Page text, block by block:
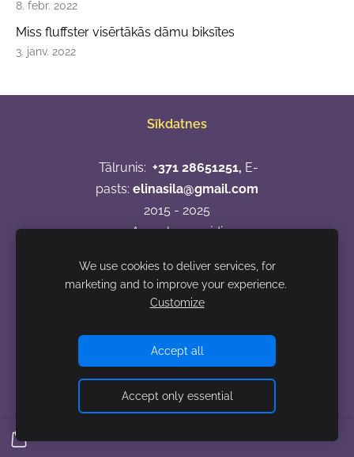
8. febr. 2022
Miss fluffster visērtākās dāmu biksītes
3. janv. 2022
Sīkdatnes
Tālrunis: +371 28651251, E-
pasts: elinasila@gmail.com
2015 - 2025
Apmaksas veidi
We use cookies to deliver services, for
marketing and to improve your experience.
Customize
Accept all
Accept only essential